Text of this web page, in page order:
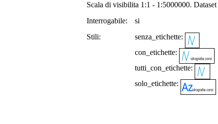
Scala di visibilita 1:1 - 1:5000000.
Interrogabile:
si
Stili:
senza_etichette:
con_etichette:
tutti_con_etichette:
solo_etichette: